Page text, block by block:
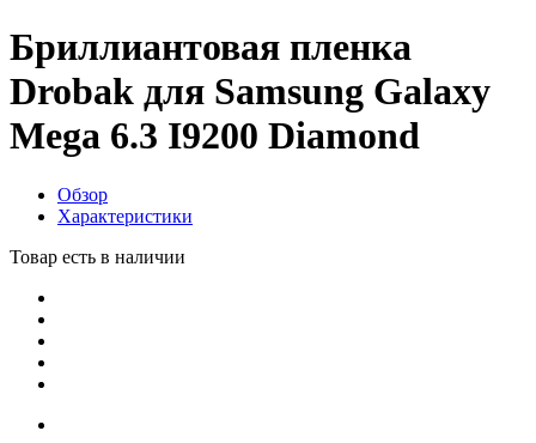
Бриллиантовая пленка
Drobak для Samsung Galaxy
Mega 6.3 I9200 Diamond
Обзор
Характеристики
Товар есть в наличии